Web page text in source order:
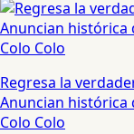
Regresa la
Anuncian histórica
Colo Colo